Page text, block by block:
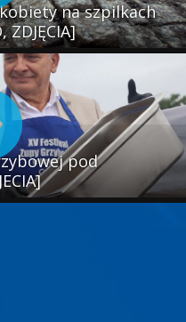
na szpilkach
pod